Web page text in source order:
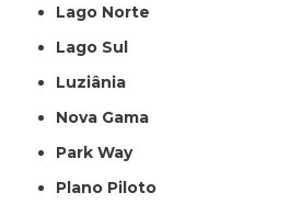
Lago Norte
Lago Sul
Luziânia
Nova Gama
Park Way
Plano Piloto